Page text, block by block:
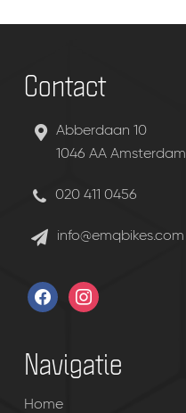
Contact
Abberdaan 10
1046 AA Amsterdam
020 411 0456
info@emqbikes.com
facebookinstagram
Navigatie
Home